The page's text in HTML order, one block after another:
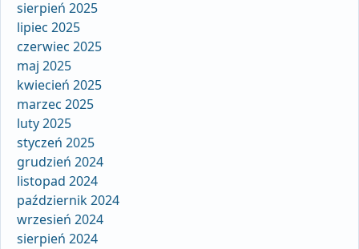
sierpień 2025
lipiec 2025
czerwiec 2025
maj 2025
kwiecień 2025
marzec 2025
luty 2025
styczeń 2025
grudzień 2024
listopad 2024
październik 2024
wrzesień 2024
sierpień 2024